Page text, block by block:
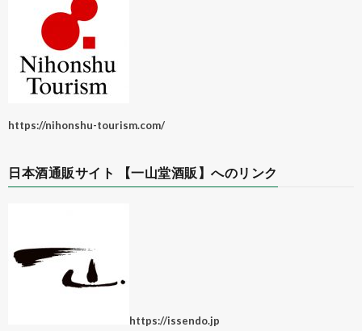
https://nihonshu-tourism.com/
日本酒通販サイト 【一山堂酒販】へのリンク
https://issendo.jp